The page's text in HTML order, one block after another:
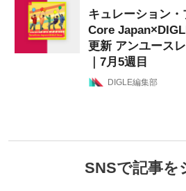
キュレーション
Core
更新 アンユース
｜7月5週目
DIGLE編集部
SNSで記事を